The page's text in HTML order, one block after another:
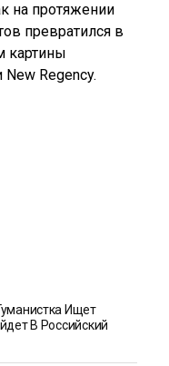
на протяжении
превратился в
картины
Regency.
Ищет
В Российский